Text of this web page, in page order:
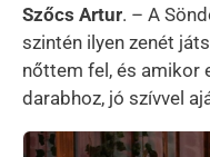
Szőcs Artur. – A
szintén ilyen zenét
nőttem fel, és amikor
darabhoz, jó szívvel
Kép